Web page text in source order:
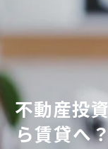
不動産投
ら賃貸へ